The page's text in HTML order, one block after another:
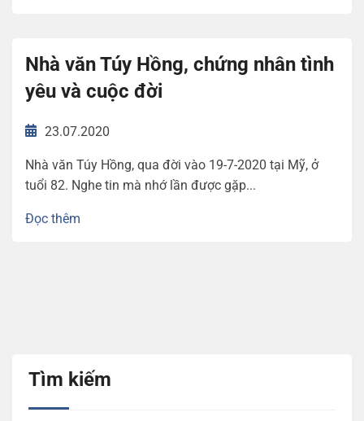
Nhà văn Túy Hồng, chứng nhân tình
yêu và cuộc đời
23.07.2020
Nhà văn Túy Hồng, qua đời vào 19-7-2020 tại Mỹ, ở
tuổi 82. Nghe tin mà nhớ lần được gặp...
Đọc thêm
Tìm kiếm